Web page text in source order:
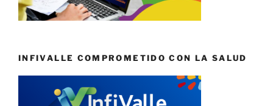
INFIVALLE COMPROMETIDO CON LA SALUD